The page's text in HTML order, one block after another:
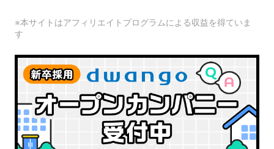
※本サイトはアフィリエイトプログラムによる収益を得ていま
す